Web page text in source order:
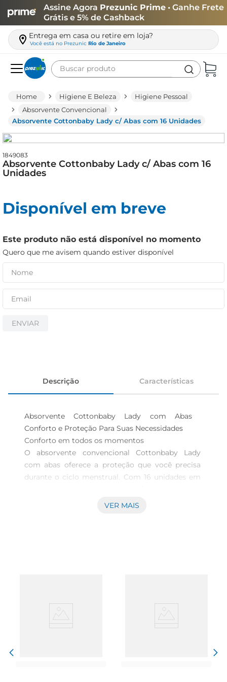
Assine Agora Prezunic Prime • Ganhe Frete
Grátis e 5% de Cashback
Entrega em casa ou retire em loja?
Você está no Prezunic Rio de Janeiro
Buscar produto
Higiene E Beleza
Higiene Pessoal
Absorvente Convencional
Absorvente Cottonbaby Lady c/ Abas com 16 Unidades
1849083
Absorvente Cottonbaby Lady c/ Abas com 16
Unidades
Disponível em breve
Este produto não está disponível no momento
Quero que me avisem quando estiver disponível
ENVIAR
Descrição Características
Absorvente Cottonbaby Lady com Abas
Conforto e Proteção Para Suas Necessidades
Conforto em todos os momentos
O absorvente convencional Cottonbaby Lady
com abas oferece a proteção que você precisa
durante o ciclo menstrual. Com 16 unidades em
para proporcionar segurança e conforto,
máxima absorção, refletindo a preocupação da
VER MAIS
leite
queijo
arroz
biscoito
iogurte
papel higiênico